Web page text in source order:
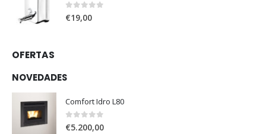
0 out of 5
€19,00
OFERTAS
NOVEDADES
Comfort Idro L80
0out of 5
€5.200,00